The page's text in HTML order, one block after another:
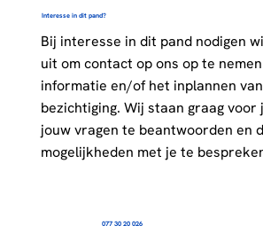
Interesse in dit pand?
Bij interesse in dit pand nodigen
uit om contact op ons op te
informatie en/of het inplannen
bezichtiging. Wij staan graag voor
jouw vragen te beantwoorden en
mogelijkheden met je te
077 30 20 026